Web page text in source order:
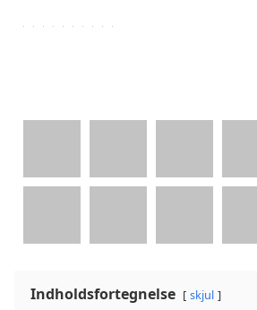
Indholdsfortegnelse skjul